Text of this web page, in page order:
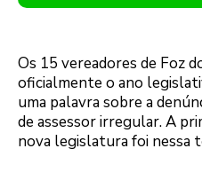
Os 15 vereadores de Foz
oficialmente o ano
uma palavra sobre a
de assessor irregular. A
nova legislatura foi nessa